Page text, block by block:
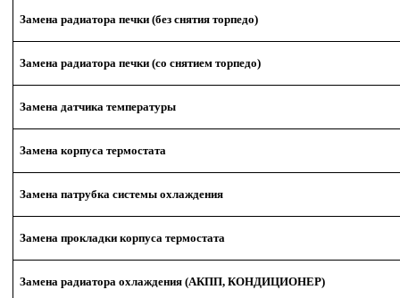
Замена радиатора печки (без снятия торпедо)
Замена радиатора печки (со снятием торпедо)
Замена датчика температуры
Замена корпуса термостата
Замена патрубка системы охлаждения
Замена прокладки корпуса термостата
Замена радиатора охлаждения (АКПП, КОНДИЦИОНЕР)